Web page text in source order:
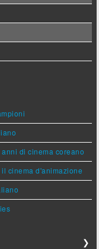
di cinema coreano
cinema d'animazione
❯